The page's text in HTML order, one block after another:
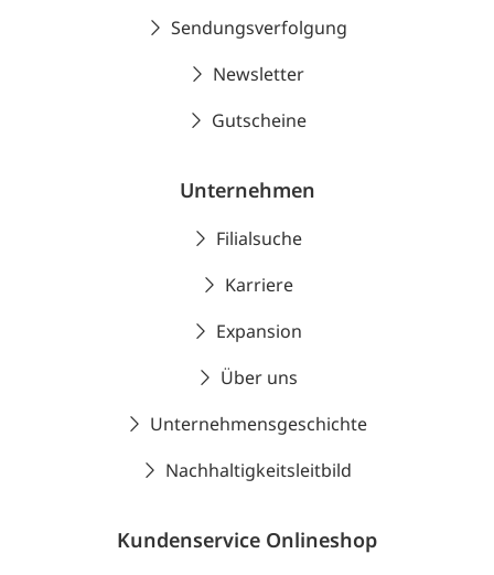
Sendungsverfolgung
Newsletter
Gutscheine
Unternehmen
Filialsuche
Karriere
Expansion
Über uns
Unternehmensgeschichte
Nachhaltigkeitsleitbild
Kundenservice Onlineshop